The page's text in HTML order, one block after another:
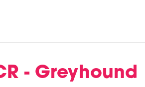
- Greyhound